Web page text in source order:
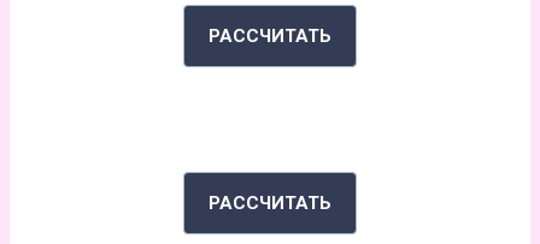
РАССЧИТАТЬ
РАССЧИТАТЬ